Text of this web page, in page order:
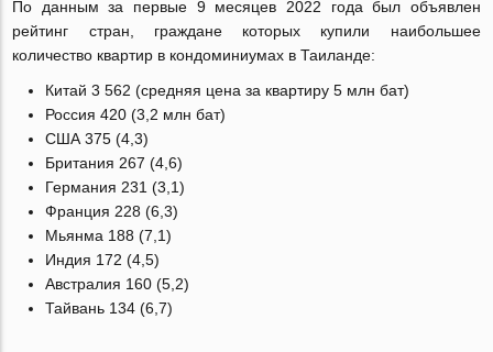
По данным за первые 9 месяцев 2022 года был объявлен
рейтинг стран, граждане которых купили наибольшее
количество квартир в кондоминиумах в Таиланде:
Китай 3 562 (средняя цена за квартиру 5 млн бат)
Россия 420 (3,2 млн бат)
США 375 (4,3)
Британия 267 (4,6)
Германия 231 (3,1)
Франция 228 (6,3)
Мьянма 188 (7,1)
Индия 172 (4,5)
Австралия 160 (5,2)
Тайвань 134 (6,7)